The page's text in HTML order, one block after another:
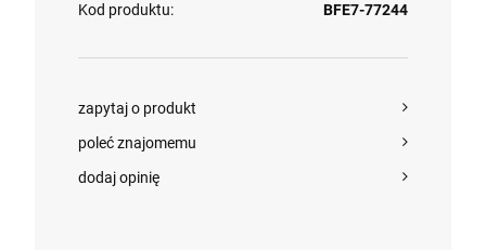
Kod produktu: BFE7-77244
zapytaj o produkt
poleć znajomemu
dodaj opinię